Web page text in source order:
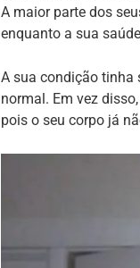
A maior parte dos
enquanto a sua
A sua condição tinha
normal. Em vez
pois o seu corpo já